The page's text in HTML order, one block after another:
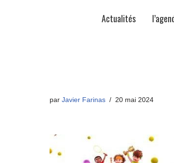
Actualités
par Javier Farinas 20 mai 2024